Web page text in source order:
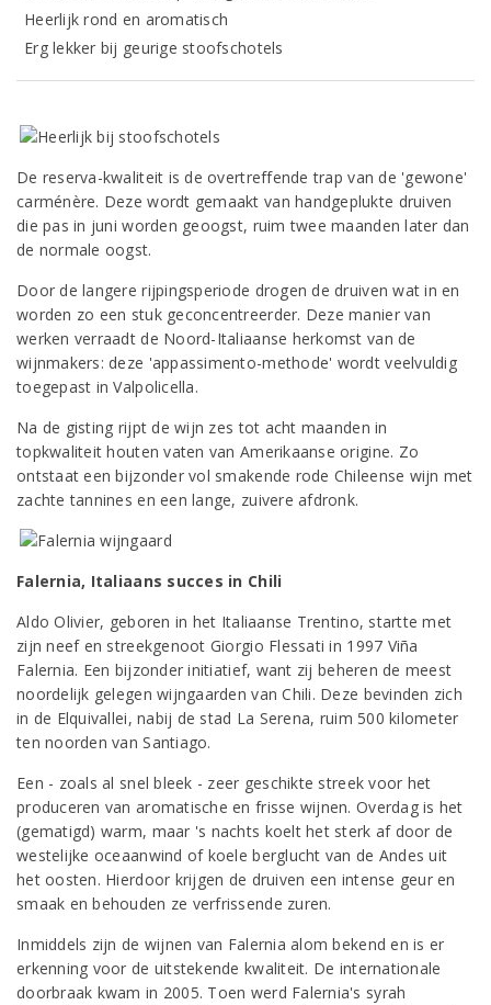
Heerlijk rond en aromatisch
Erg lekker bij geurige stoofschotels
De reserva-kwaliteit is de overtreffende trap van de 'gewone'
carménère. Deze wordt gemaakt van handgeplukte druiven
die pas in juni worden geoogst, ruim twee maanden later dan
de normale oogst.
Door de langere rijpingsperiode drogen de druiven wat in en
worden zo een stuk geconcentreerder. Deze manier van
werken verraadt de Noord-Italiaanse herkomst van de
wijnmakers: deze 'appassimento-methode' wordt veelvuldig
toegepast in Valpolicella.
Na de gisting rijpt de wijn zes tot acht maanden in
topkwaliteit houten vaten van Amerikaanse origine. Zo
ontstaat een bijzonder vol smakende rode Chileense wijn met
zachte tannines en een lange, zuivere afdronk.
Falernia, Italiaans succes in Chili
Aldo Olivier, geboren in het Italiaanse Trentino, startte met
zijn neef en streekgenoot Giorgio Flessati in 1997 Viña
Falernia. Een bijzonder initiatief, want zij beheren de meest
noordelijk gelegen wijngaarden van Chili. Deze bevinden zich
in de Elquivallei, nabij de stad La Serena, ruim 500 kilometer
ten noorden van Santiago.
Een - zoals al snel bleek - zeer geschikte streek voor het
produceren van aromatische en frisse wijnen. Overdag is het
(gematigd) warm, maar 's nachts koelt het sterk af door de
westelijke oceaanwind of koele berglucht van de Andes uit
het oosten. Hierdoor krijgen de druiven een intense geur en
smaak en behouden ze verfrissende zuren.
Inmiddels zijn de wijnen van Falernia alom bekend en is er
erkenning voor de uitstekende kwaliteit. De internationale
doorbraak kwam in 2005. Toen werd Falernia's syrah